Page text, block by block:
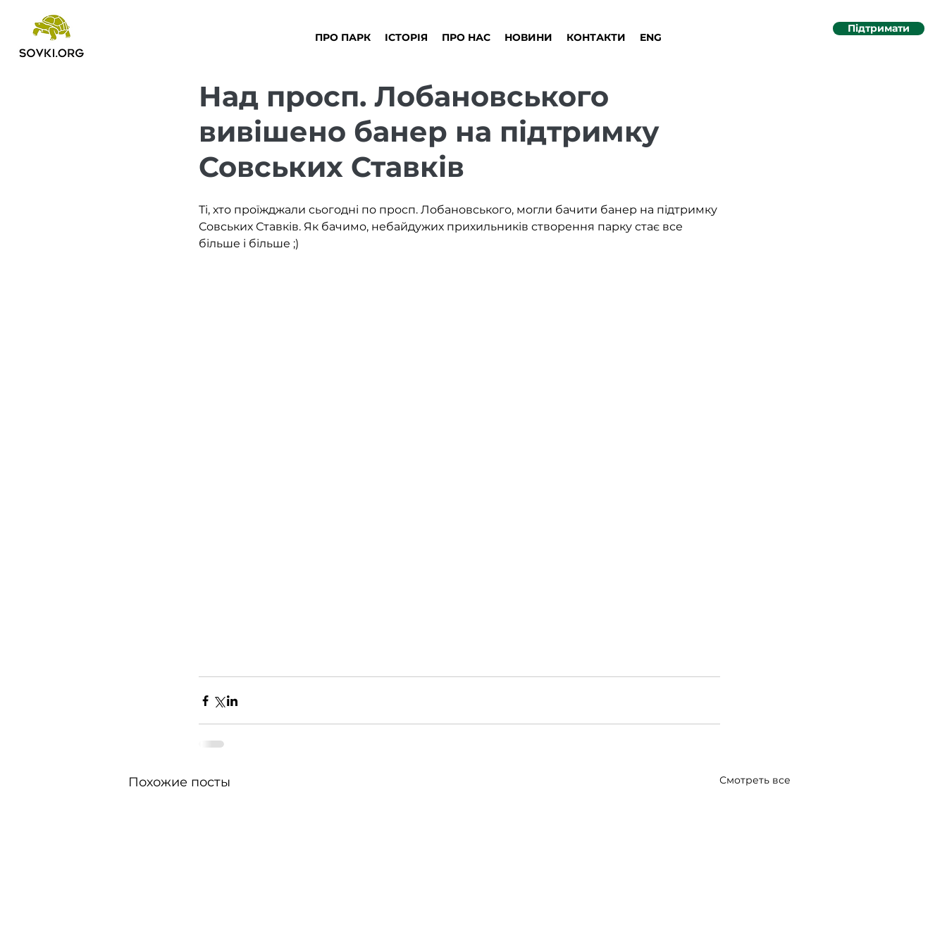
Підтримати
ПРО ПАРК ІСТОРІЯ ПРО НАС НОВИНИ КОНТАКТИ ENG
Над просп. Лобановського
вивішено банер на підтримку
Совських Ставків
Ті, хто проїжджали сьогодні по просп. Лобановського, могли бачити банер на підтримку
Совських Ставків. Як бачимо, небайдужих прихильників створення парку стає все
більше і більше ;)
Похожие посты Смотреть все